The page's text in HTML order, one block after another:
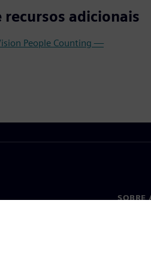
recursos adicionais
People Counting —
SOBRE